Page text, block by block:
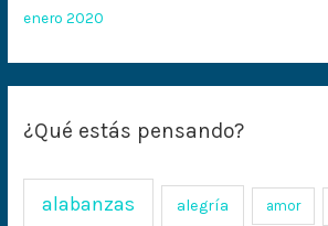
enero 2020
¿Qué estás pensando?
alabanzas alegría amor